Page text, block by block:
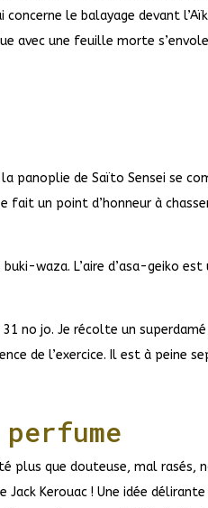
concerne le balayage devant
avec une feuille morte
la panoplie de Saïto Sensei se
fait un point d’honneur à
buki-waza. L’aire d’asa-geiko
no jo. Je récolte un
de l’exercice. Il est à peine
plus que douteuse, mal rasés,
Jack Kerouac ! Une idée